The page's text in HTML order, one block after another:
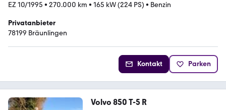
EZ 10/1995 • 270.000 km • 165 kW (224 PS) • Benzin
Privatanbieter
78199 Bräunlingen
Kontakt Parken
Volvo 850 T-5 R